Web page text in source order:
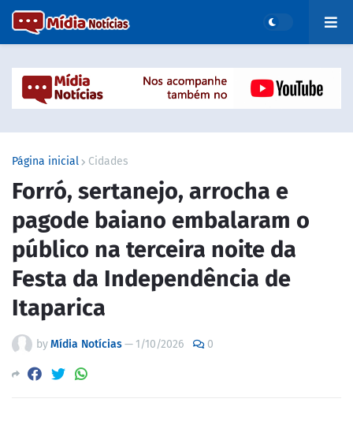
Página inicial Cidades
Forró, sertanejo, arrocha e
pagode baiano embalaram o
público na terceira noite da
Festa da Independência de
Itaparica
byMídia Notícias— 1/10/2026 0